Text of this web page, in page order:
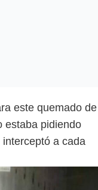
este quemado de
estaba pidiendo
a cada